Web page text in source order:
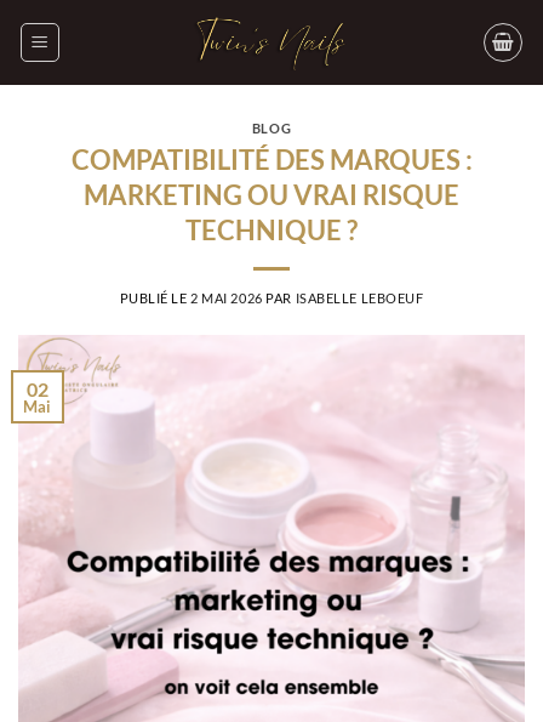
BLOG
COMPATIBILITÉ DES MARQUES :
MARKETING OU VRAI RISQUE
TECHNIQUE ?
PUBLIÉ LE 2 MAI 2026 PAR ISABELLE LEBOEUF
02
Mai